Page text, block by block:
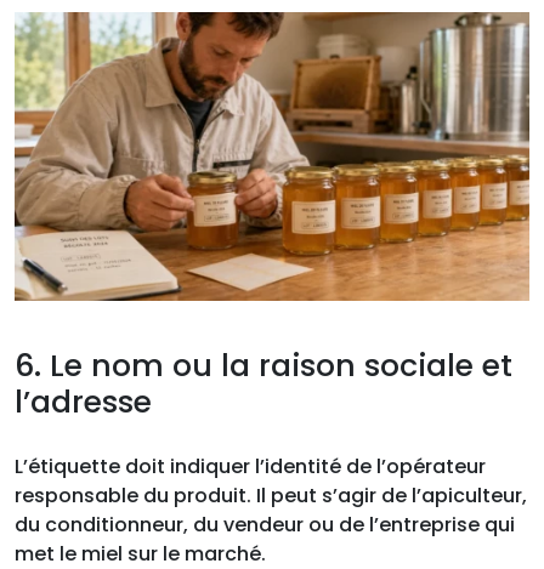
6. Le nom ou la raison sociale et
l’adresse
L’étiquette doit indiquer l’identité de l’opérateur
responsable du produit. Il peut s’agir de l’apiculteur,
du conditionneur, du vendeur ou de l’entreprise qui
met le miel sur le marché.